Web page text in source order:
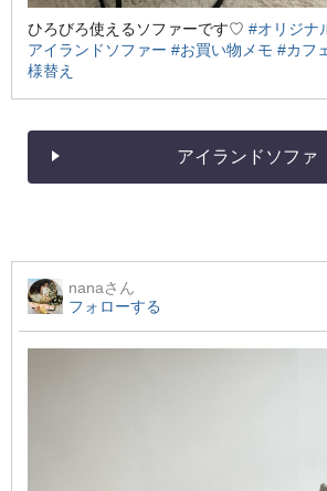
ひろびろ使えるソファーです♡ #オリジナ
アイランドソファー #お買い物メモ #カフ
様替え
アイランドソファ
nanaさん
フォローする